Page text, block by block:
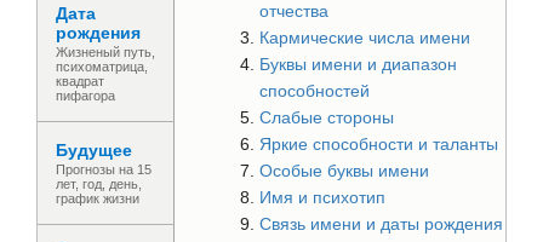
Дата
рождения
Жизненый путь,
психоматрица,
квадрат
пифагора
Будущее
Прогнозы на 15
лет, год, день,
график жизни
отчества
Кармические числа имени
Буквы имени и диапазон
способностей
Слабые стороны
Яркие способности и таланты
Особые буквы имени
Имя и психотип
Связь имени и даты рождения